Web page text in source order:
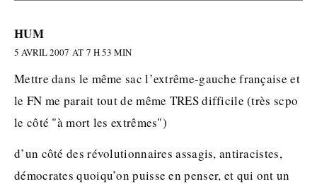
HUM
5 AVRIL 2007 AT 7 H 53 MIN
Mettre dans le même sac l’extrême-gauche française et
le FN me parait tout de même TRES difficile (très scpo
le côté "à mort les extrêmes")
d’un côté des révolutionnaires assagis, antiracistes,
démocrates quoiqu’on puisse en penser, et qui ont un